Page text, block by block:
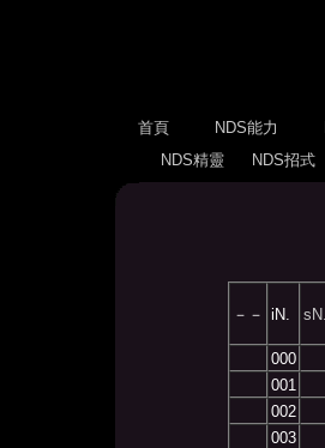
首頁 NDS能力
NDS精靈
NDS招式
－－ iN. sN.
000
001
002
003